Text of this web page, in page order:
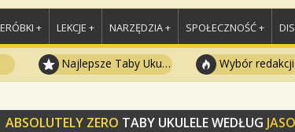
+ LEKCJE + NARZĘDZIA + SPOŁECZNOŚĆ +
Najlepsze Taby Ukulele Wybór redakcji
ABSOLUTELY ZERO TABY UKULELE WEDŁUG